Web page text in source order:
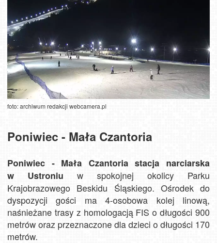
foto: archiwum redakcji webcamera.pl
Poniwiec - Mała Czantoria
Poniwiec - Mała Czantoria stacja narciarska
w Ustroniu w spokojnej okolicy Parku
Krajobrazowego Beskidu Śląskiego. Ośrodek do
dyspozycji gości ma 4-osobowa kolej linową,
naśnieżane trasy z homologacją FIS o długości 900
metrów oraz przeznaczone dla dzieci o długości 170
metrów.